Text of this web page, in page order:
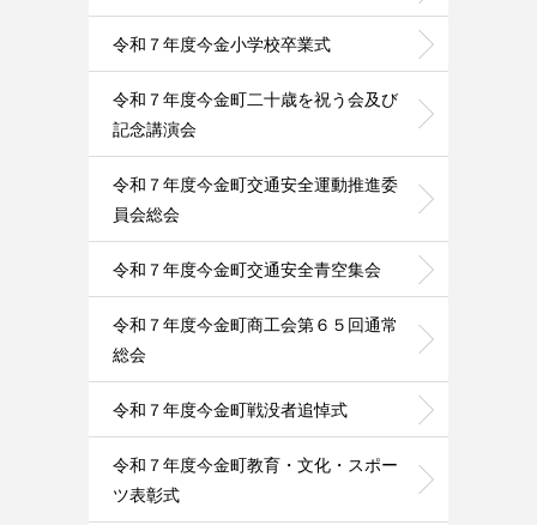
令和７年度今金小学校卒業式
令和７年度今金町二十歳を祝う会及び
記念講演会
令和７年度今金町交通安全運動推進委
員会総会
令和７年度今金町交通安全青空集会
令和７年度今金町商工会第６５回通常
総会
令和７年度今金町戦没者追悼式
令和７年度今金町教育・文化・スポー
ツ表彰式